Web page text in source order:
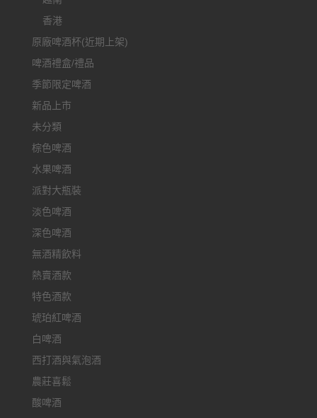
香港
原廠啤酒杯(近期上架)
啤酒禮盒/禮品
季節限定啤酒
新品上市
未分類
棕色啤酒
水果啤酒
派對大瓶裝
淡色啤酒
深色啤酒
無酒精飲料
熱賣酒款
特色酒款
琥珀紅啤酒
白啤酒
西打酒與氣泡酒
農莊喜鬆
酸啤酒